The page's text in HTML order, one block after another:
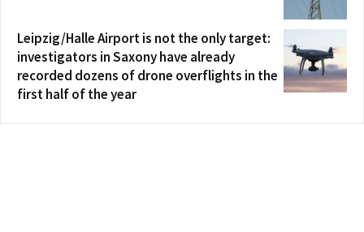
Leipzig/Halle Airport is not the only target:
investigators in Saxony have already
recorded dozens of drone overflights in the
first half of the year